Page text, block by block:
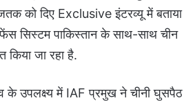
को दिए Exclusive इंटरव्यू में बताया
सिस्टम पाकिस्तान के साथ-साथ चीन
किया जा रहा है.
के उपलक्ष्य में IAF प्रमुख ने चीनी घुसपैठ